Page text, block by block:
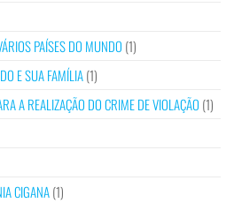
PAÍSES DO MUNDO (1)
E SUA FAMÍLIA(1)
A REALIZAÇÃO DO CRIME DE VIOLAÇÃO (1)
CIGANA(1)